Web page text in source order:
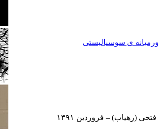
ی سوسیالیستی
(رهياب) – فروردين ۱۳۹۱